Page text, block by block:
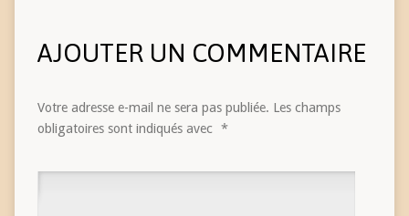
AJOUTER UN COMMENTAIRE
Votre adresse e-mail ne sera pas publiée. Les champs
obligatoires sont indiqués avec *